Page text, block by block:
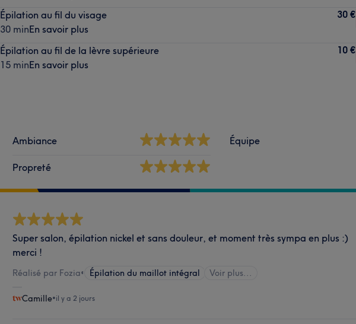
Épilation au fil du visage
30 minEn savoir plus
30 €
Épilation au fil de la lèvre supérieure
15 minEn savoir plus
10 €
Ambiance
Propreté
Équipe
Super salon, épilation nickel et sans douleur, et moment très sympa en plus :)
merci !
Réalisé par Fozia• Épilation du maillot intégral Voir plus...
Camille•il y a 2 jours